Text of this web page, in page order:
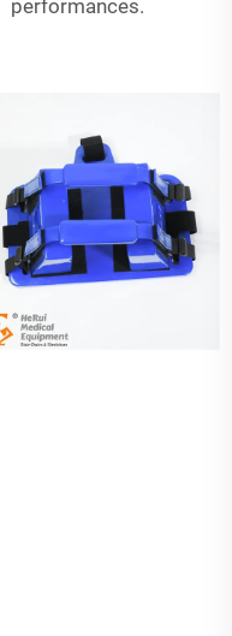
performances.